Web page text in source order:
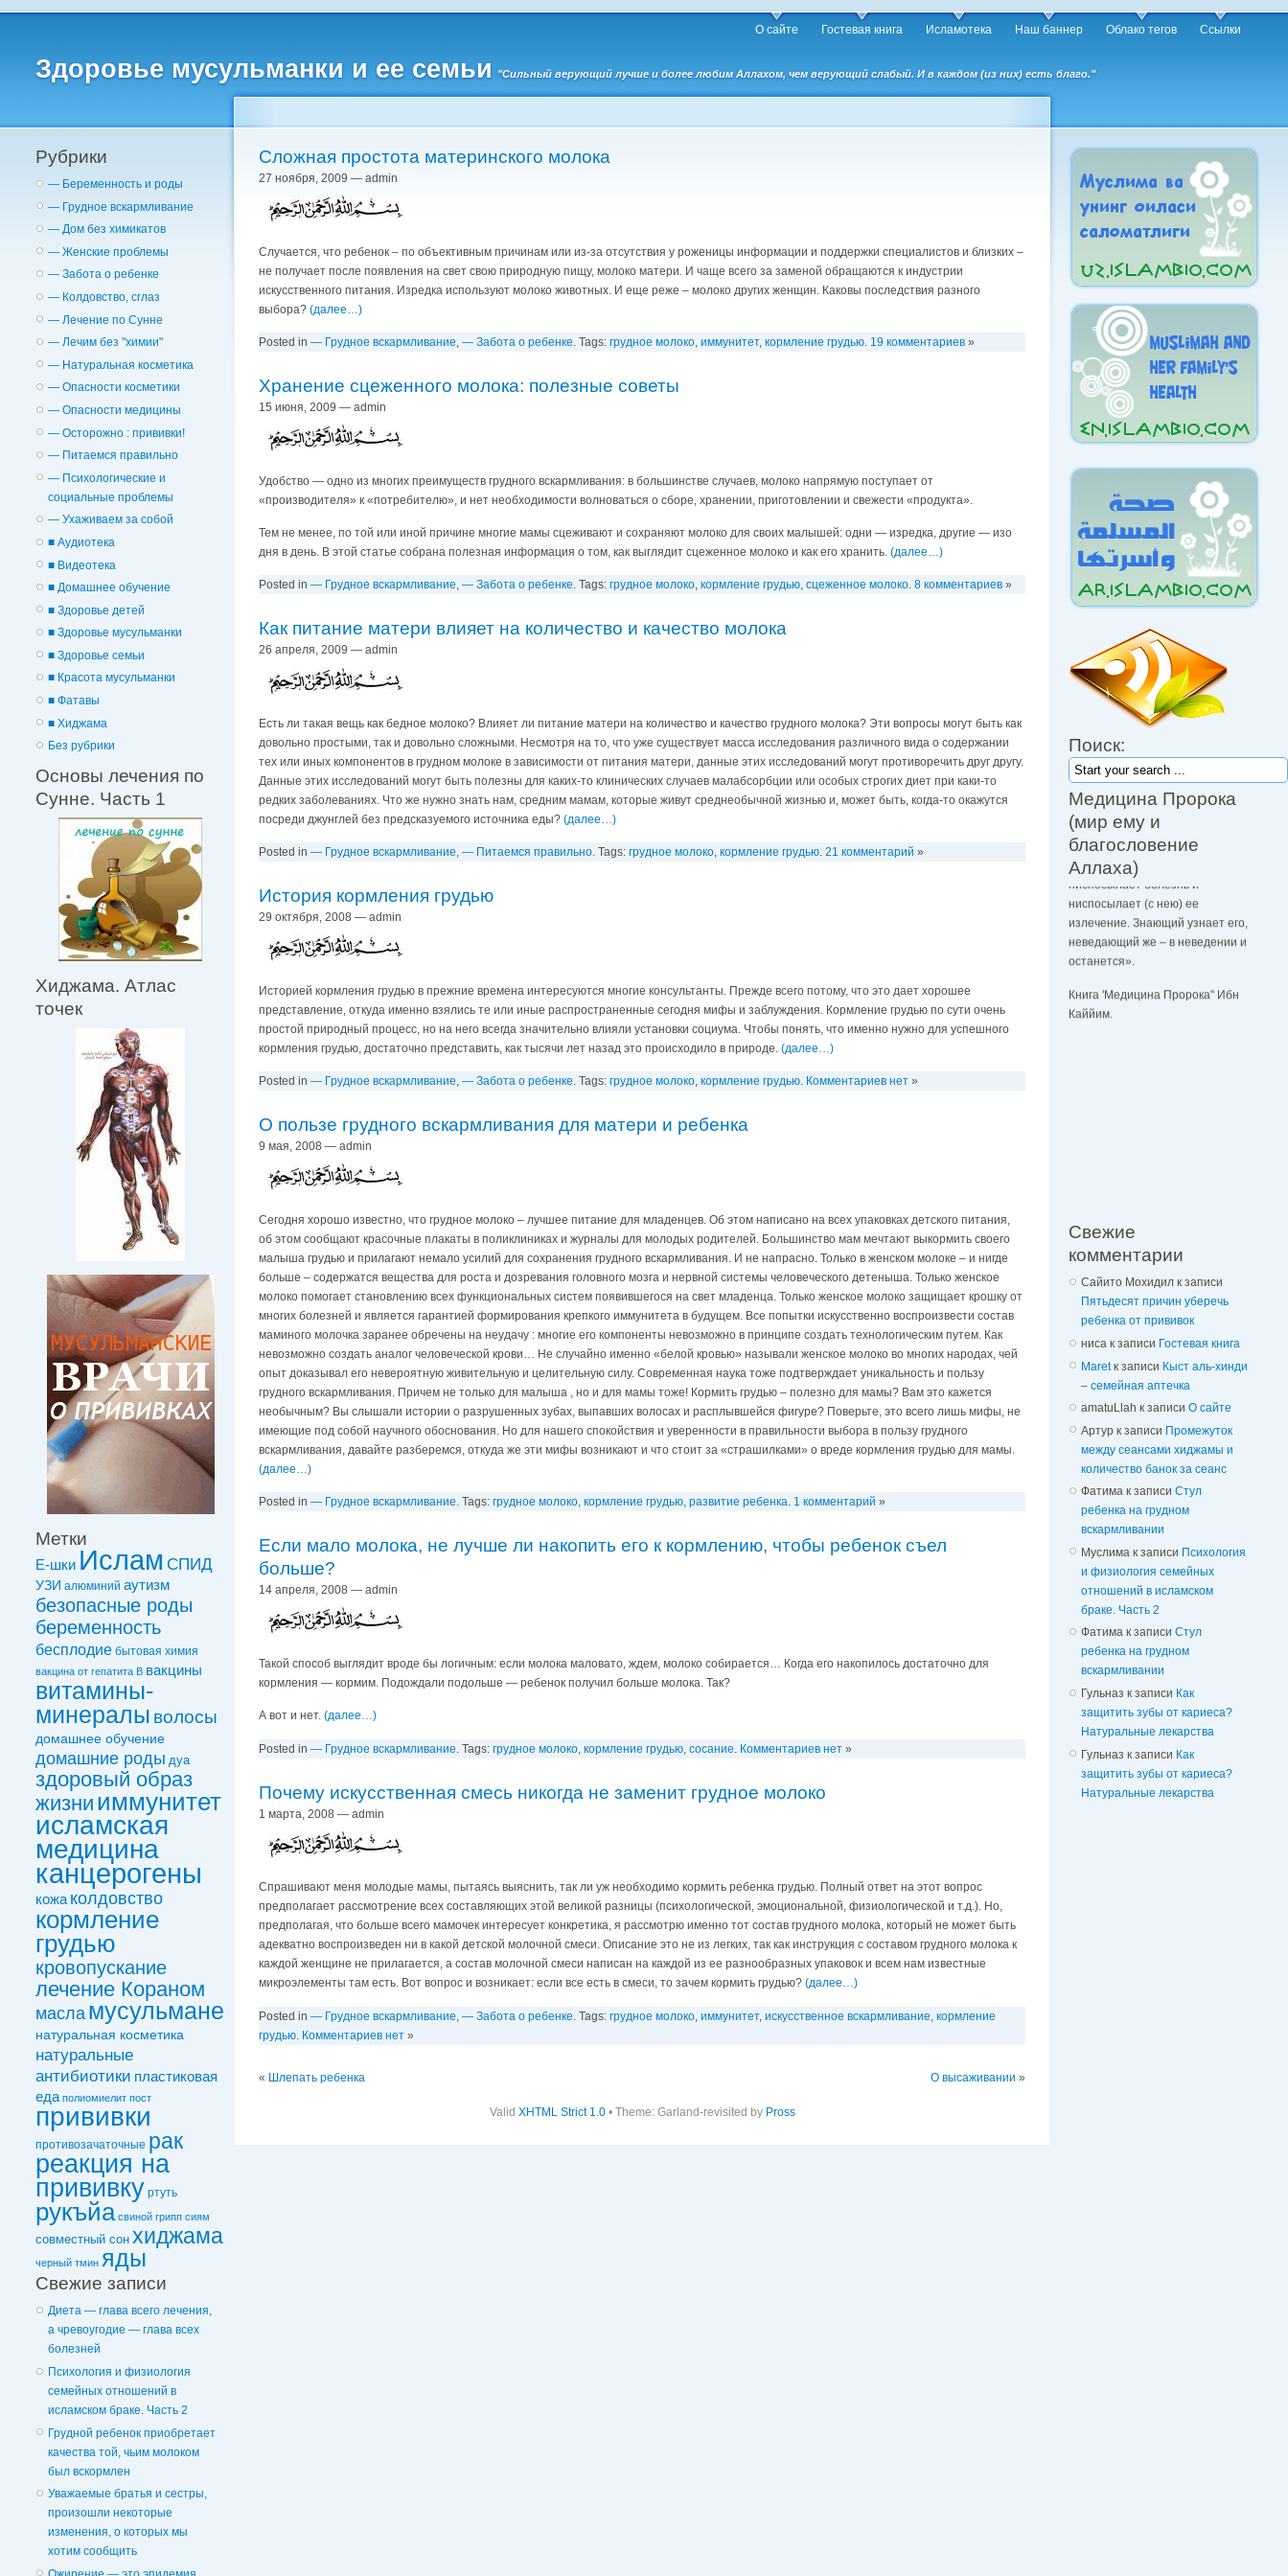
Здоровье мусульманки и ее семьи "Сильный верующий лучше и более любим Аллахом, чем верующий слабый. И в каждом (из них) есть благо."
О сайте Гостевая книга Исламотека Наш баннер Облако тегов Ссылки
Рубрики
— Беременность и роды
— Грудное вскармливание
— Дом без химикатов
— Женские проблемы
— Забота о ребенке
— Колдовство, сглаз
— Лечение по Сунне
— Лечим без "химии"
— Натуральная косметика
— Опасности косметики
— Опасности медицины
— Осторожно : прививки!
— Питаемся правильно
— Психологические и
cоциальные проблемы
— Ухаживаем за собой
■ Аудиотека
■ Видеотека
■ Домашнее обучение
■ Здоровье детей
■ Здоровье мусульманки
■ Здоровье семьи
■ Красота мусульманки
■ Фатавы
■ Хиджама
Без рубрики
Основы лечения по
Сунне. Часть 1
Хиджама. Атлас
точек
Метки
Е-шки Ислам СПИД
УЗИ алюминий аутизм
безопасные роды
беременность
бесплодие бытовая химия
вакцинa от гепатита В вакцины
витамины-
минералы волосы
домашнее обучение
домашние роды дуа
здоровый образ
жизни иммунитет
исламская
медицина
канцерогены
кожа колдовствo
кормление
грудью
кровопускание
лечение Кораном
масла мусульмане
натуральная косметика
натуральные
антибиотики пластиковая
еда полиомиелит пост
прививки
противозачаточные рак
реакция на
прививку ртуть
рукъйа свиной грипп сиям
совместный сон хиджама
черный тмин яды
Свежие записи
Диета — глава всего лечения,
а чревоугодие — глава всех
болезней
Психология и физиология
семейных отношений в
исламском браке. Часть 2
Грудной ребенок приобретает
качества той, чьим молоком
был вскормлен
Уважаемые братья и сестры,
произошли некоторые
изменения, о которых мы
хотим сообщить
Сложная простота материнского молока
27 ноября, 2009 — admin
Случается, что ребенок – по объективным причинам или из-за отсутствия у роженицы информации и поддержки специалистов и близких –
не получает после появления на свет свою природную пищу, молоко матери. И чаще всего за заменой обращаются к индустрии
искусственного питания. Изредка используют молоко животных. И еще реже – молоко других женщин. Каковы последствия разного
выбора? (далее…)
Posted in — Грудное вскармливание, — Забота о ребенке. Tags: грудное молоко, иммунитет, кормление грудью. 19 комментариев »
Хранение сцеженного молока: полезные советы
15 июня, 2009 — admin
Удобство — одно из многих преимуществ грудного вскармливания: в большинстве случаев, молоко напрямую поступает от
«производителя» к «потребителю», и нет необходимости волноваться o сборe, хранении, приготовлении и свежести «продукта».
Тем не менее, по той или иной причине многие мамы сцеживают и сохраняют молоко для своих малышей: одни — изредка, другие — изо
дня в день. В этой статье собрана полезная информация о том, как выглядит сцеженное молоко и как его хранить. (далее…)
Posted in — Грудное вскармливание, — Забота о ребенке. Tags: грудное молоко, кормление грудью, сцеженное молоко. 8 комментариев »
Как питание матери влияет на количество и качество молока
26 апреля, 2009 — admin
Есть ли такая вещь как бедное молоко? Влияет ли питание матери на количество и качество грудного молока? Эти вопросы могут быть как
довольно простыми, так и довольно сложными. Несмотря на то, что уже существует масса исследования различного вида о содержании
тех или иных компонентов в грудном молоке в зависимости от питания матери, данные этих исследований могут противоречить друг другу.
Данные этих исследований могут быть полезны для каких-то клинических случаев малабсорбции или особых строгих диет при каки-то
редких заболеваниях. Что же нужно знать нам, средним мамам, которые живут среднеобычной жизнью и, может быть, когда-то окажутся
посреди джунглей без предсказуемого источника еды? (далее…)
Posted in — Грудное вскармливание, — Питаемся правильно. Tags: грудное молоко, кормление грудью. 21 комментарий »
История кормления грудью
29 октября, 2008 — admin
Историей кормления грудью в прежние времена интересуются многие консультанты. Прежде всего потому, что это дает хорошее
представление, откуда именно взялись те или иные распространенные сегодня мифы и заблуждения. Кормление грудью по сути очень
простой природный процесс, но на него всегда значительно влияли установки социума. Чтобы понять, что именно нужно для успешного
кормления грудью, достаточно представить, как тысячи лет назад это происходило в природе. (далее…)
Posted in — Грудное вскармливание, — Забота о ребенке. Tags: грудное молоко, кормление грудью. Комментариев нет »
О пользе грудного вскармливания для матери и ребенка
9 мая, 2008 — admin
Сегодня хорошо известно, что грудное молоко – лучшее питание для младенцев. Об этом написано на всех упаковках детского питания,
об этом сообщают красочные плакаты в поликлиниках и журналы для молодых родителей. Большинство мам мечтают выкормить своего
малыша грудью и прилагают немало усилий для сохранения грудного вскармливания. И не напрасно. Только в женском молоке – и нигде
больше – содержатся вещества для роста и дозревания головного мозга и нервной системы человеческого детеныша. Только женское
молоко помогает становлению всех функциональных систем появившегося на свет младенца. Только женское молоко защищает крошку от
многих болезней и является гарантией формирования крепкого иммунитета в будущем. Все попытки искусственно воспроизвести состав
маминого молочка заранее обречены на неудачу : многие его компоненты невозможно в принципе создать технологическим путем. Как
невозможно создать аналог человеческой крови… Не случайно именно «белой кровью» называли женское молоко во многих народах, чей
опыт доказывал его невероятную живительную и целительную силу. Современная наука тоже подтверждает уникальность и пользу
грудного вскармливания. Причем не только для малыша , но и для мамы тоже! Кормить грудью – полезно для мамы? Вам это кажется
необычным? Вы слышали истории о разрушенных зубах, выпавших волосах и расплывшейся фигуре? Поверьте, это всего лишь мифы, не
имеющие под собой научного обоснования. Но для нашего спокойствия и уверенности в правильности выбора в пользу грудного
вскармливания, давайте разберемся, откуда же эти мифы возникают и что стоит за «страшилками» о вреде кормления грудью для мамы.
(далее…)
Posted in — Грудное вскармливание. Tags: грудное молоко, кормление грудью, развитие ребенка. 1 комментарий »
Если мало молока, не лучше ли накопить его к кормлению, чтобы ребенок съел
больше?
14 апреля, 2008 — admin
Такой способ выглядит вроде бы логичным: если молока маловато, ждем, молоко собирается… Когда его накопилось достаточно для
кормления — кормим. Подождали подольше — ребенок получил больше молока. Так?
А вот и нет. (далее…)
Posted in — Грудное вскармливание . Tags: грудное молоко кормление грудью сосание Комментариев нет »
Почему искусственная смесь никогда не заменит грудное молоко
1 марта, 2008 — admin
Спрашивают меня молодые мамы, пытаясь выяснить, так ли уж необходимо кормить ребенка грудью. Полный ответ на этот вопрос
предполагает рассмотрение всех составляющих этой великой разницы (психологической, эмоциональной, физиологической и т.д.). Но,
предполагая, что больше всего мамочек интересует конкретика, я рассмотрю именно тот состав грудного молока, который не может быть
адекватно воспроизведен ни в какой детской молочной смеси. Описание это не из легких, так как инструкция с составом грудного молока к
каждой женщине не прилагается, а состав молочной смеси написан на каждой из ее разнообразных упаковок и всем нам известные
микроэлементы там есть. Вот вопрос и возникает: если все есть в смеси, то зачем кормить грудью? (далее…)
Posted in — Грудное вскармливание — Забота о ребенке . Tags: грудное молоко иммунитет, искусственное вскармливание кормление
грудью Комментариев нет »
« Шлепать ребенка О высаживании »
Valid XHTML Strict 1.0• Theme: Garland-revisited by Pross
Поиск:
Медицина Пророка
(мир ему и
благословение
Аллаха)
Пророк (мир ему и милость
Аллаха) сказал: «Для каждой
болезни есть лекарство, и если
лекарство и болезнь совпадают,
то человек вылечивается по
воле Аллаха».
Он также сказал: «Несомненно,
что Всевышний Аллах
ниспосылает болезнь и
излечение. Знающий узнает его,
неведающий же – в неведении и
останется».
Каййим.
Свежие
комментарии
Сайито Мохидил к записи
Пятьдесят причин уберечь
ребенка от прививок
ниса к записи Гостевая книга
Maretк записи Кыст аль-хинди
– семейная аптечка
amatuLlah к записи О сайте
Артур к записи Промежуток
между сеансами хиджамы и
количество банок за сеанс
Фатима к записи Стул
ребенка на грудном
вскармливании
Муслима к записи Психология
и физиология семейных
отношений в исламском
браке. Часть 2
Фатима к записи Стул
ребенка на грудном
вскармливании
Гульназ к записи Как
защитить зубы от кариеса?
Натуральные лекарства
Гульназ к записи Как
защитить зубы от кариеса?
Натуральные лекарства